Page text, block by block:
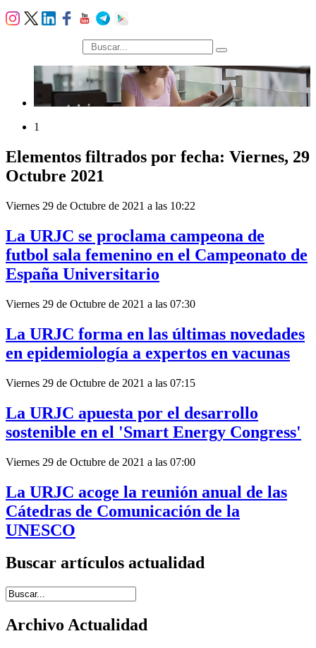
búsqueda
1
Elementos filtrados por fecha: Viernes, 29
Octubre 2021
Viernes 29 de Octubre de 2021 a las 10:22
La URJC se proclama campeona de
futbol sala femenino en el Campeonato de
España Universitario
Viernes 29 de Octubre de 2021 a las 07:30
La URJC forma en las últimas novedades
en epidemiología a expertos en vacunas
Viernes 29 de Octubre de 2021 a las 07:15
La URJC apuesta por el desarrollo
sostenible en el 'Smart Energy Congress'
Viernes 29 de Octubre de 2021 a las 07:00
La URJC acoge la reunión anual de las
Cátedras de Comunicación de la
UNESCO
Buscar artículos actualidad
Introduce términos de búsqueda
Archivo Actualidad